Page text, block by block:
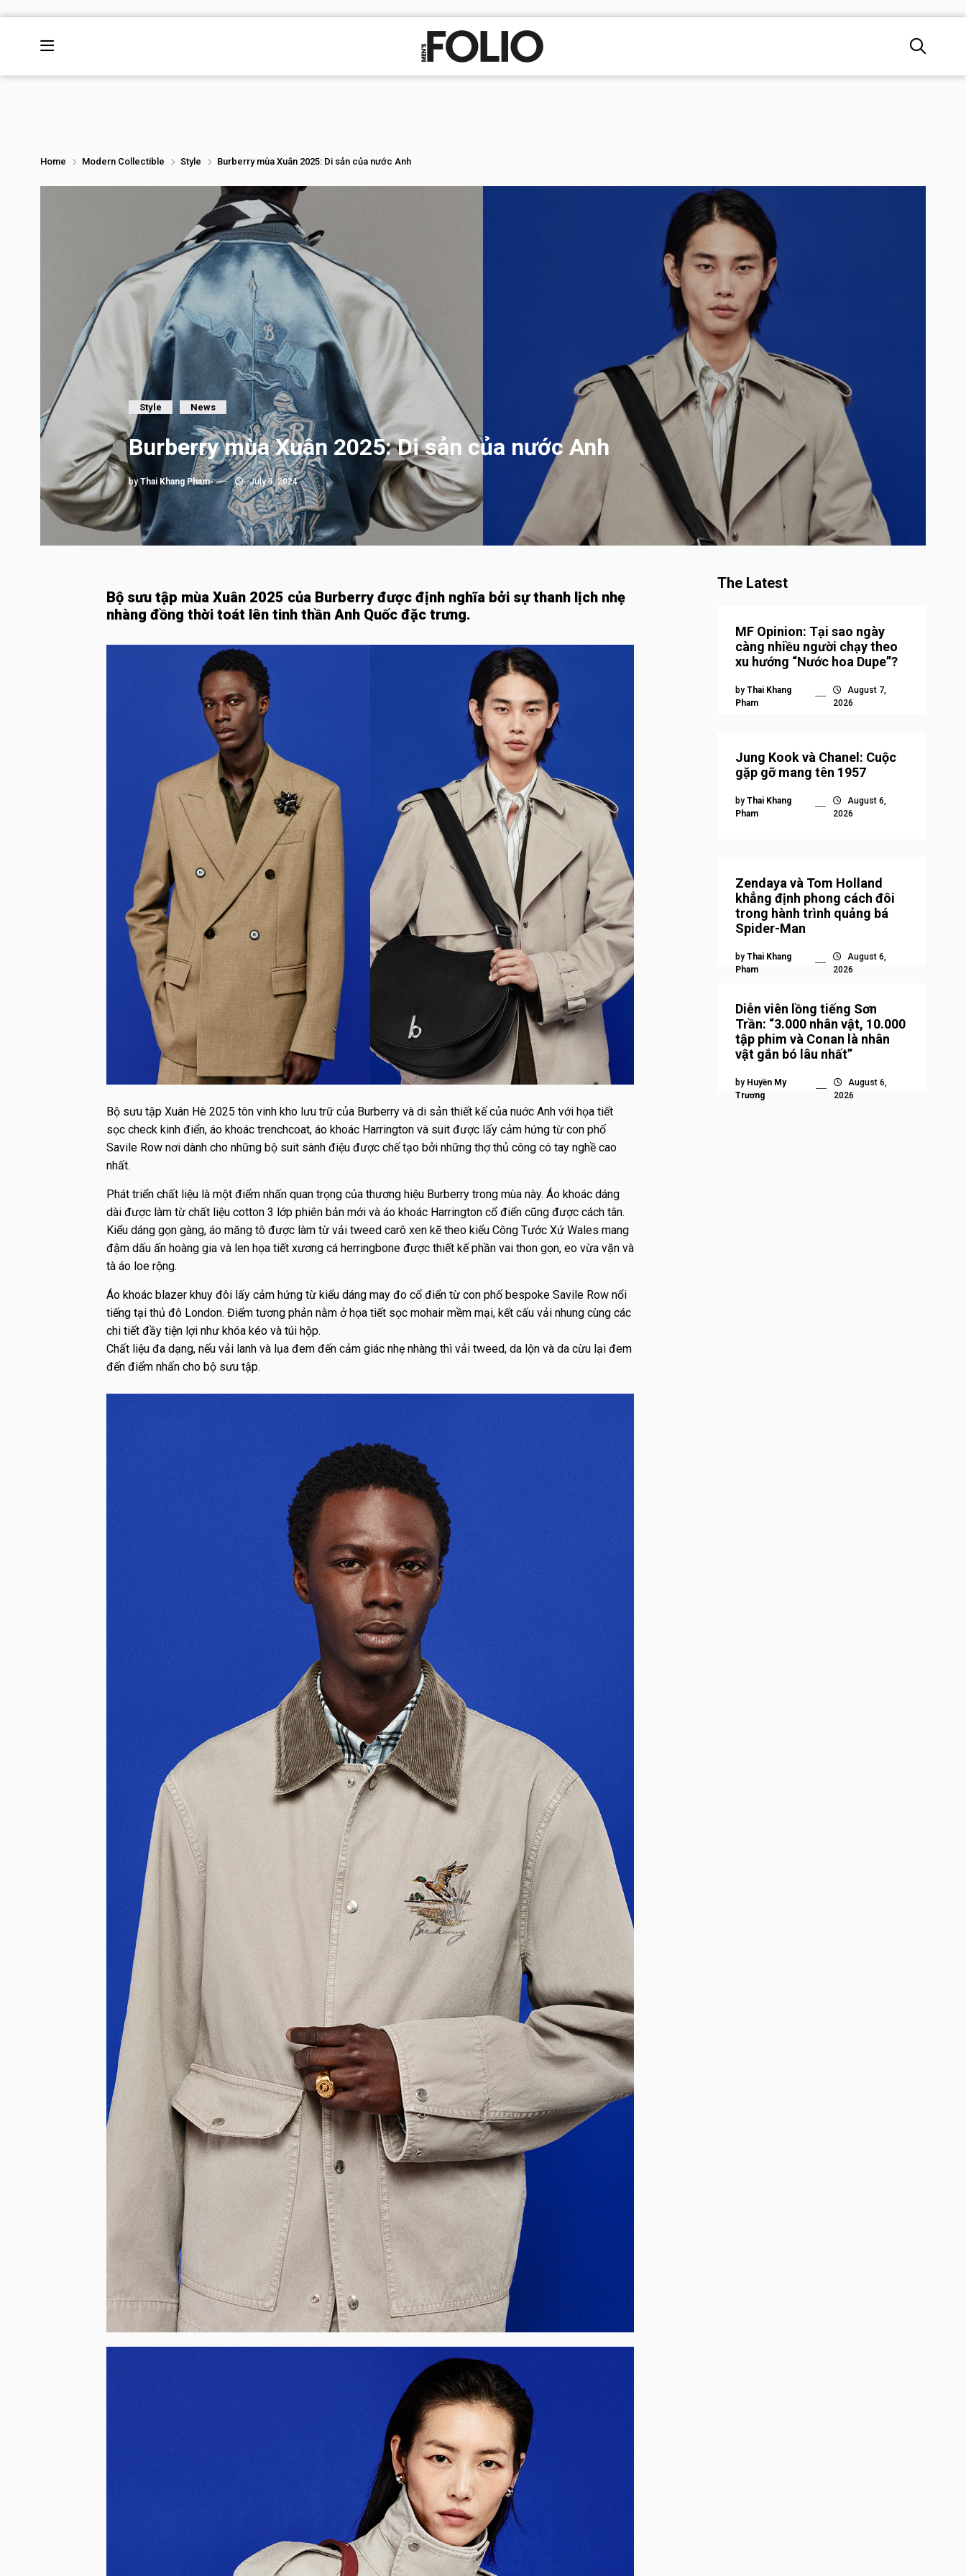
Home Modern Collectible Style Burberry mùa Xuân 2025: Di sản của nước Anh
Style News
Burberry mùa Xuân 2025: Di sản của nước Anh
byThai Khang Pham July 9, 2024
Bộ sưu tập mùa Xuân 2025 của Burberry được định nghĩa bởi sự thanh lịch nhẹ
nhàng đồng thời toát lên tinh thần Anh Quốc đặc trưng.
Bộ sưu tập Xuân Hè 2025 tôn vinh kho lưu trữ của Burberry và di sản thiết kế của nuớc Anh với họa tiết
sọc check kinh điển, áo khoác trenchcoat, áo khoác Harrington và suit được lấy cảm hứng từ con phố
Savile Row nơi dành cho những bộ suit sành điệu được chế tạo bởi những thợ thủ công có tay nghề cao
nhất.
Phát triển chất liệu là một điểm nhấn quan trọng của thương hiệu Burberry trong mùa này. Áo khoác dáng
dài được làm từ chất liệu cotton 3 lớp phiên bản mới và áo khoác Harrington cổ điển cũng được cách tân.
Kiểu dáng gọn gàng, áo măng tô được làm từ vải tweed carô xen kẽ theo kiểu Công Tước Xứ Wales mang
đậm dấu ấn hoàng gia và len họa tiết xương cá herringbone được thiết kế phần vai thon gọn, eo vừa vặn và
tà áo loe rộng.
Áo khoác blazer khuy đôi lấy cảm hứng từ kiểu dáng may đo cổ điển từ con phố bespoke Savile Row nổi
tiếng tại thủ đô London. Điểm tương phản nằm ở họa tiết sọc mohair mềm mại, kết cấu vải nhung cùng các
chi tiết đầy tiện lợi như khóa kéo và túi hộp.
Chất liệu đa dạng, nếu vải lanh và lụa đem đến cảm giác nhẹ nhàng thì vải tweed, da lộn và da cừu lại đem
đến điểm nhấn cho bộ sưu tập.
The Latest
MF Opinion: Tại sao ngày
càng nhiều người chạy theo
xu hướng “Nước hoa Dupe”?
by Thai Khang
Pham
August 7,
2026
Jung Kook và Chanel: Cuộc
gặp gỡ mang tên 1957
by Thai Khang
Pham
August 6,
2026
Zendaya và Tom Holland
khẳng định phong cách đôi
trong hành trình quảng bá
Spider-Man
by Thai Khang
Pham
August 6,
2026
Diễn viên lồng tiếng Sơn
Trần: “3.000 nhân vật, 10.000
tập phim và Conan là nhân
vật gắn bó lâu nhất”
by Huyền My
Trương
August 6,
2026